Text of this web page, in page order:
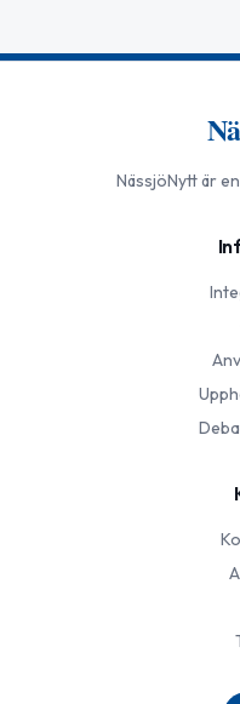
NässjöNyttär